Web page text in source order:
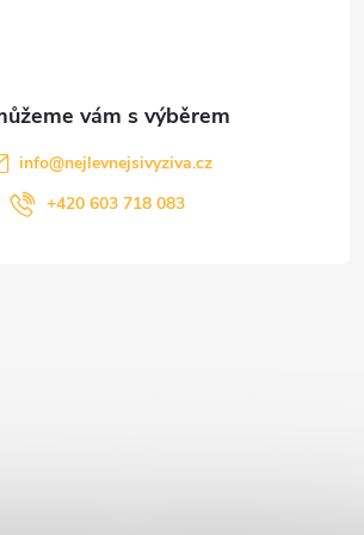
info@nejlevnejsivyziva.cz
+420 603 718 083